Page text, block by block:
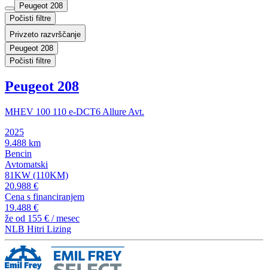
Peugeot 208
Počisti filtre
Privzeto razvrščanje
Peugeot 208
Počisti filtre
Peugeot 208
MHEV 100 110 e-DCT6 Allure Avt.
2025
9.488 km
Bencin
Avtomatski
81KW (110KM)
20.988 €
Cena s financiranjem
19.488 €
že od 155 € / mesec
NLB Hitri Lizing